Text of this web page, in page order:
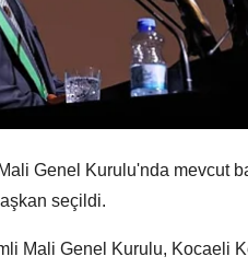
Genel Kurulu'nda mevcut
seçildi.
Mali Genel Kurulu, Kocaeli